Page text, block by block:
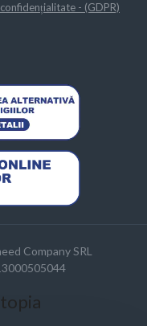
- (GDPR)
Company SRL